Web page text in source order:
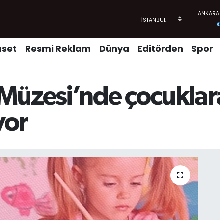
Resmi Reklam Dünya Editörden Spor